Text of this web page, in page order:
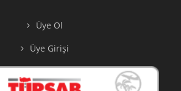
Üye Ol
Üye Girişi